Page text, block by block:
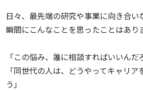
日々、最先端の研究や事業に向き合い
瞬間にこんなことを思ったことはあり
「この悩み、誰に相談すればいいんだ
「同世代の人は、どうやってキャリア
う」